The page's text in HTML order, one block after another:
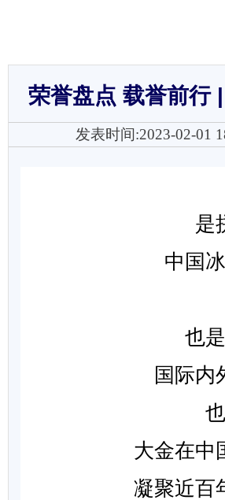
荣誉盘点 载誉前行
发表时间:2023-
是
中国
也
国际内
大金在中
凝聚近百